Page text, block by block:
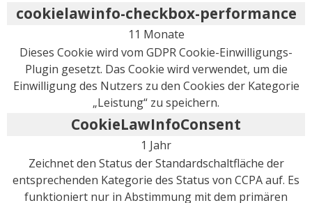
cookielawinfo-checkbox-performance
11 Monate
Dieses Cookie wird vom GDPR Cookie-Einwilligungs-
Plugin gesetzt. Das Cookie wird verwendet, um die
Einwilligung des Nutzers zu den Cookies der Kategorie
„Leistung“ zu speichern.
CookieLawInfoConsent
1 Jahr
Zeichnet den Status der Standardschaltfläche der
entsprechenden Kategorie des Status von CCPA auf. Es
funktioniert nur in Abstimmung mit dem primären